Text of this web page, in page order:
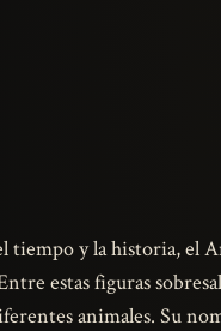
tiempo y la historia, el
estas figuras
animales. Su